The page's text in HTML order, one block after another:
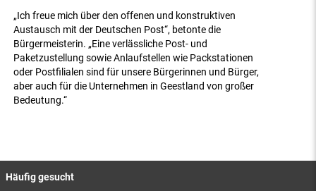
„Ich freue mich über den offenen und konstruktiven
Austausch mit der Deutschen Post“, betonte die
Bürgermeisterin. „Eine verlässliche Post- und
Paketzustellung sowie Anlaufstellen wie Packstationen
oder Postfilialen sind für unsere Bürgerinnen und Bürger,
aber auch für die Unternehmen in Geestland von großer
Bedeutung.“
Häufig gesucht